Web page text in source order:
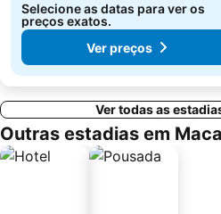
Selecione as datas para ver os
preços exatos.
Ver preços
Ver todas as
Outras estadias em